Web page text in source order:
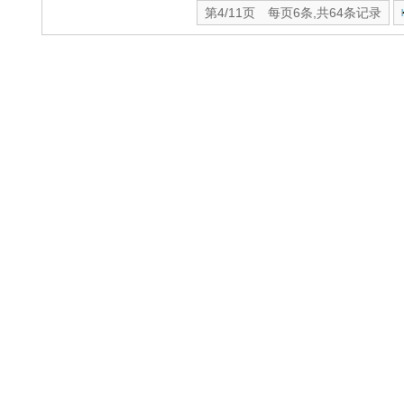
第4/11页 每页6条,共64条记录